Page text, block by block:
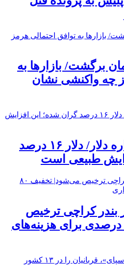
هزار تومان برگشت/ بازارها به
چه واکنشی نشان
اظهارات همتی درباره دلار/ دلار ۱۶ درصد
طبیعی است
بندر کراچی ترخیص
می‌شود| تخفیف ۸۰ درصدی برای هزینه‌های